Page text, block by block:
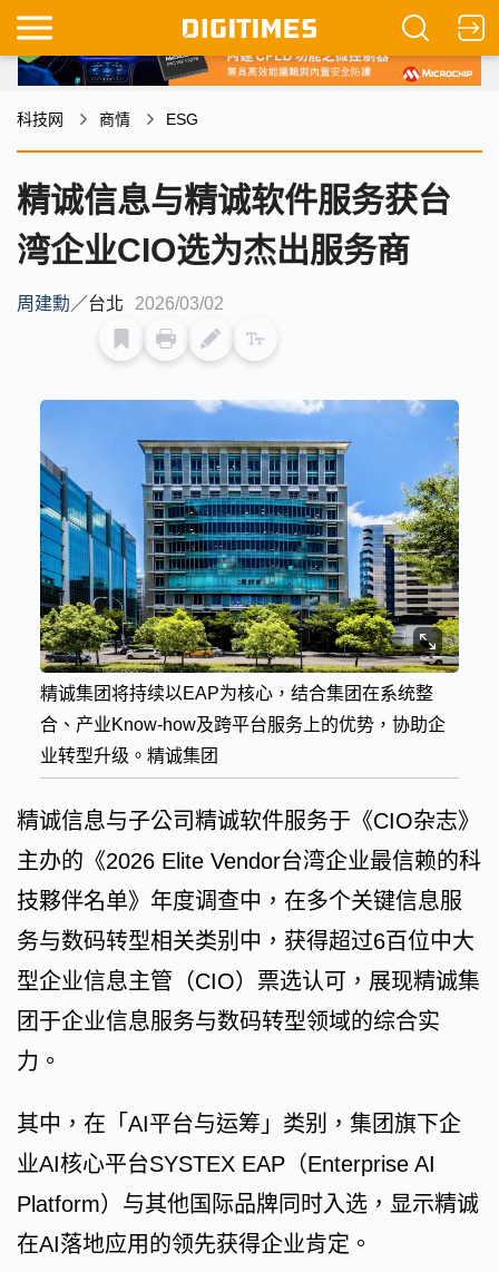
科技网 商情 ESG
精诚信息与精诚软件服务获台
湾企业CIO选为杰出服务商
周建勳／台北 2026/03/02
精诚集团将持续以EAP为核心，结合集团在系统整
合、产业Know-how及跨平台服务上的优势，协助企
业转型升级。精诚集团
精诚信息与子公司精诚软件服务于《CIO杂志》
主办的《2026 Elite Vendor台湾企业最信赖的科
技夥伴名单》年度调查中，在多个关键信息服
务与数码转型相关类别中，获得超过6百位中大
型企业信息主管（CIO）票选认可，展现精诚集
团于企业信息服务与数码转型领域的综合实
力。
其中，在「AI平台与运筹」类别，集团旗下企
业AI核心平台SYSTEX EAP（Enterprise AI
Platform）与其他国际品牌同时入选，显示精诚
在AI落地应用的领先获得企业肯定。